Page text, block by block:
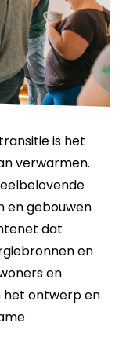
is het
verwarmen.
en gebouwen
dat
en
en
het ontwerp en